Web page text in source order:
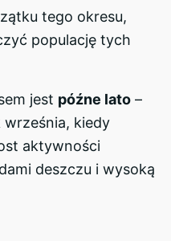
tego okresu,
populację tych
jest późne lato –
kiedy
aktywności
deszczu i wysoką